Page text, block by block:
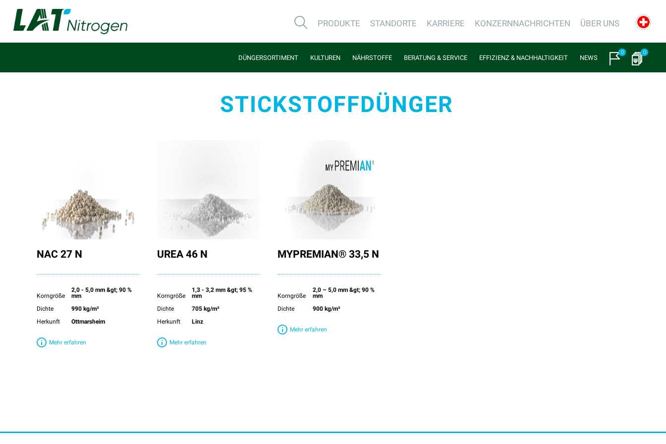
PRODUKTE STANDORTE KARRIERE KONZERNNACHRICHTEN ÜBER UNS
DÜNGERSORTIMENT KULTUREN NÄHRSTOFFE BERATUNG & SERVICE EFFIZIENZ & NACHHALTIGKEIT NEWS
0 0
STICKSTOFFDÜNGER
NAC 27 N
Korngröße
2,0 - 5,0 mm &gt; 90 %
mm
Dichte
990 kg/m³
Herkunft
Ottmarsheim
Mehr erfahren
UREA 46 N
Korngröße
1,3 - 3,2 mm &gt; 95 %
mm
Dichte
705 kg/m³
Herkunft
Linz
Mehr erfahren
MYPREMIAN® 33,5 N
Korngröße
2,0 – 5,0 mm &gt; 90 %
mm
Dichte
900 kg/m³
Mehr erfahren